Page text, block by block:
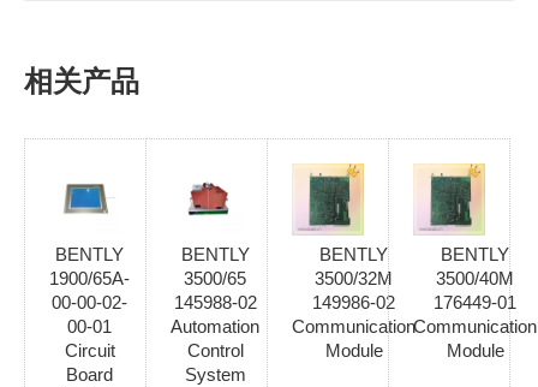
相关产品
BENTLY
1900/65A-
00-00-02-
00-01
Circuit
Board
BENTLY
3500/65
145988-02
Automation
Control
System
BENTLY
3500/32M
149986-02
Communication
Module
BENTLY
3500/40M
176449-01
Communication
Module